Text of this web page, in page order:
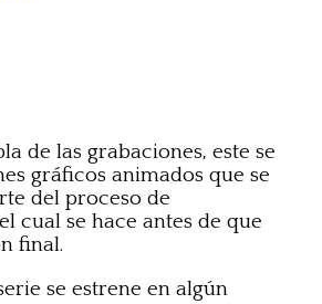
de las grabaciones, este se
gráficos animados que se
del proceso de
cual se hace antes de que
final.
se estrene en algún